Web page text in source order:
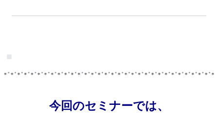
今回のセミナーでは、